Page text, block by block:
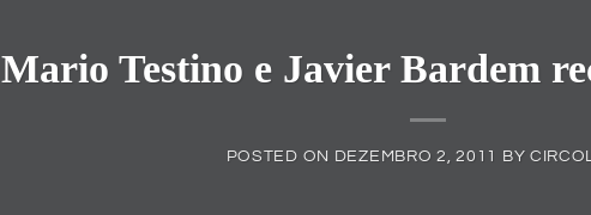
Mario Testino e Javier Bardem
POSTED ON DEZEMBRO 2, 2011 BY